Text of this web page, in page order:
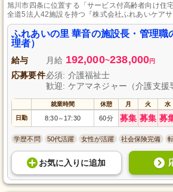
旭川市四条に位置する「サービス付高齢者向け住
全道5法人42施設を持つ『株式会社ふれあいケアサ
盟し、53名の入居者様に対し、経験豊かなスタッ
所づくりを通じた自分らしい生き方の支援を心掛
活かしてキャリアアップしたい方、やる気と思い
分のブランクが有っても大歓迎です。
ふれあいの里 華音の施設長・管理職
理者）
給与 月給 192,000~238,000円
応募要件必須: 介護福祉士
歓迎: ケアマネジャー（介護支援
就業時間 休憩 月 火 水
日勤 8:30～ 17:30 60分 募集 募集 募
学歴不問 50代活躍 女性が活躍 社会保険完備
お気に入り に追加